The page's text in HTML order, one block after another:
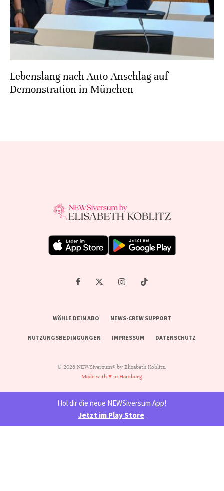
Lebenslang nach Auto-Anschlag auf
Demonstration in München
WÄHLE DEIN ABO NEWS-CREW SUPPORT
NUTZUNGSBEDINGUNGEN IMPRESSUM DATENSCHUTZ
© 2026 NEWSiversum® by Elisabeth Koblitz.
Made with ♥ in Hamburg
Hol dir die neue NEWSiversum App!
Jetzt im Play Store.